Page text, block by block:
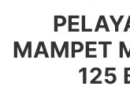
MAMPET
125